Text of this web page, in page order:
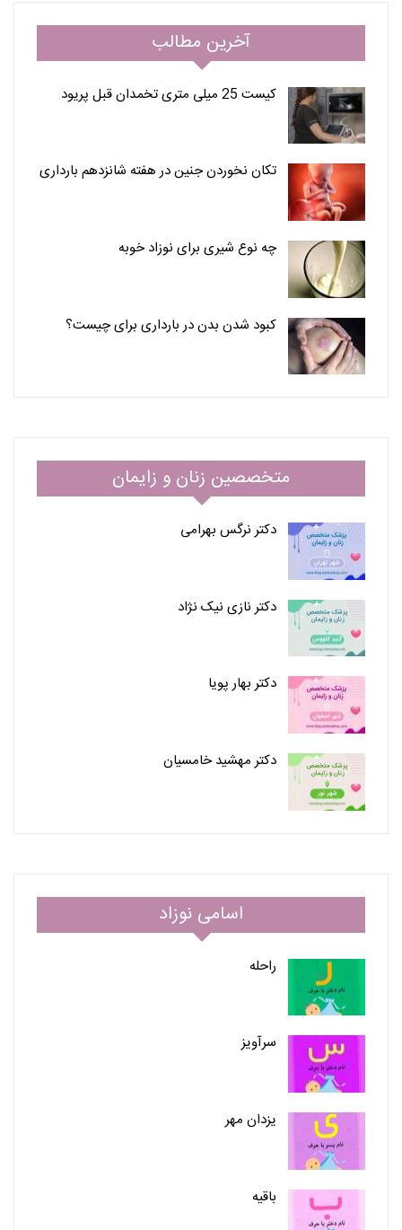
آخرین مطالب
کیست 25 میلی متری تخمدان قبل پریود
تکان نخوردن جنین در هفته شانزدهم بارداری
چه نوع شیری برای نوزاد خوبه
کبود شدن بدن در بارداری برای چیست؟
متخصصین زنان و زایمان
دکتر نرگس بهرامی
دکتر نازی نیک نژاد
دکتر بهار پویا
دکتر مهشید خامسیان
اسامی نوزاد
راحله
سرآویز
یزدان مهر
باقیه